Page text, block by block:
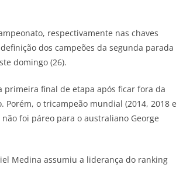
respectivamente nas chaves
dos campeões da segunda parada
domingo (26).
final de etapa após ficar fora da
o tricampeão mundial (2014, 2018 e
foi páreo para o australiano George
Medina assumiu a liderança do ranking